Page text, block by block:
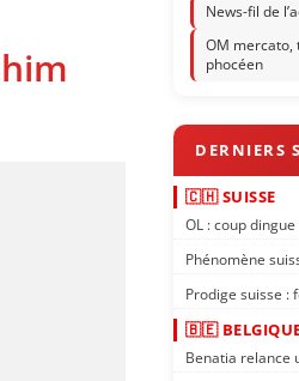
News-fil de
OM mercato,
phocéen
🇨🇭 SUISSE
OL : coup
Phénomène
Prodige suisse :
🇧🇪
Benatia relance